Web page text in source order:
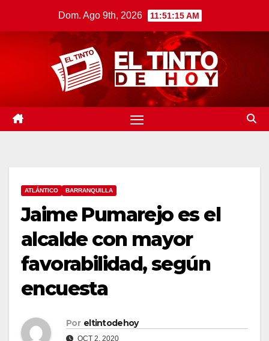
Dom. Ago 9th, 2026 11:51:16 AM
ATLÁNTICO BARRANQUILLA
Jaime Pumarejo es el
alcalde con mayor
favorabilidad, según
encuesta
Por eltintodehoy
OCT 2, 2020